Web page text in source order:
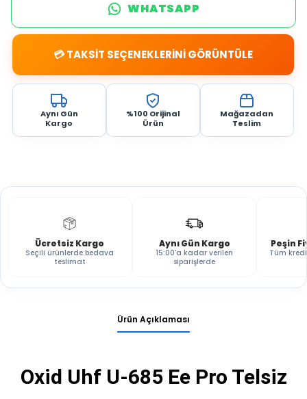
WHATSAPP
💳 TAKSİT SEÇENEKLERİNİ GÖRÜNTÜLE
Aynı Gün
Kargo
%100 Orijinal
Ürün
Mağazadan
Teslim
Ücretsiz Kargo
Seçili ürünlerde bedava
teslimat
Aynı Gün Kargo
15:00'a kadar verilen
siparişlerde
Peşin
Tüm
Ürün Açıklaması
Oxid Uhf U-685 Ee Pro Telsiz